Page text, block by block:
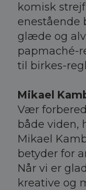
komisk
enestående
glæde og
papmaché-
til birkes-
Mikael
Vær
både viden,
Mikael
betyder for
Når vi er
kreative og